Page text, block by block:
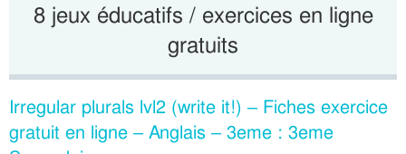
8 jeux éducatifs / exercices en ligne
gratuits
Irregular plurals lvl2 (write it!) – Fiches exercice
gratuit en ligne – Anglais – 3eme : 3eme